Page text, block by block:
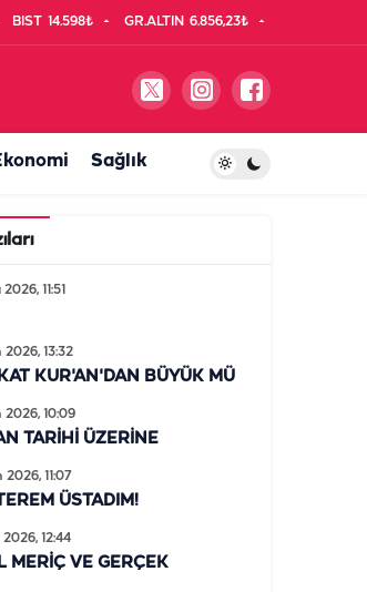
BIST 14.598₺ GR.ALTIN 6.856,23₺
Sağlık
11:51
KUR'AN'DAN BÜYÜK MÜ
2026, 13:32
TARİHİ ÜZERİNE
2026, 10:09
ÜSTADIM!
11:07
MERİÇ VE GERÇEK
12:44